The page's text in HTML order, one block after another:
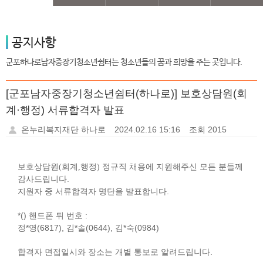
공지사항
군포하나로남자중장기청소년쉼터는 청소년들의 꿈과 희망을 주는 곳입니다.
[군포남자중장기청소년쉼터(하나로)] 보호상담원(회
계·행정) 서류합격자 발표
온누리복지재단 하나로 2024.02.16 15:16 조회 2015
보호상담원(회계,행정) 정규직 채용에 지원해주신 모든 분들께
감사드립니다
지원자 중 서류합격자 명단을 발표합니다
*() 핸드폰 뒤 번호 :
정*영 (6817), 김*솔(0644), 김*숙(0984)
합격자 면접일시와 장소는 개별 통보로 알려드립니다